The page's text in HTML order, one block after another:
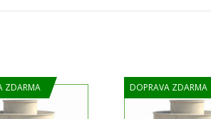
ZDARMA DOPRAVA ZDARMA